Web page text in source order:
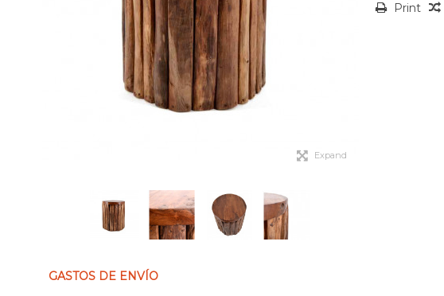
Expand
GASTOS DE ENVÍO
Print